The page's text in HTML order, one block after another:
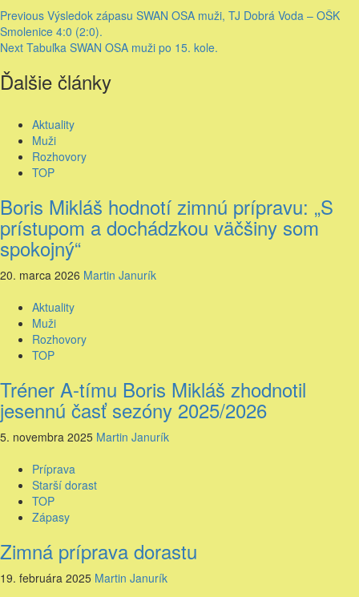
Continue
Reading
Previous Výsledok zápasu SWAN OSA muži, TJ Dobrá Voda – OŠK
Smolenice 4:0 (2:0).
Next Tabuľka SWAN OSA muži po 15. kole.
Ďalšie články
Aktuality
Muži
Rozhovory
TOP
Boris Mikláš hodnotí zimnú prípravu: „S
prístupom a dochádzkou väčšiny som
spokojný“
20. marca 2026 Martin Janurík
Aktuality
Muži
Rozhovory
TOP
Tréner A-tímu Boris Mikláš zhodnotil
jesennú časť sezóny 2025/2026
5. novembra 2025 Martin Janurík
Príprava
Starší dorast
TOP
Zápasy
Zimná príprava dorastu
19. februára 2025 Martin Janurík